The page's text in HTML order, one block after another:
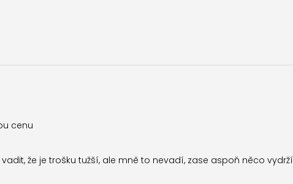
je 5 z 5 hvězdiček.
cenu
že je trošku tužší, ale mně to nevadí, zase aspoň něco vydrží